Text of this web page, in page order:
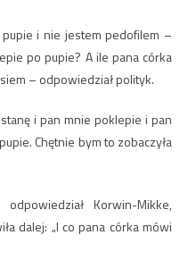
i nie jestem pedofilem –
po pupie? A ile pana córka
– odpowiedział polityk.
i pan mnie poklepie i pan
Chętnie bym to zobaczyła
Korwin-Mikke,
dalej: „I co pana córka mówi